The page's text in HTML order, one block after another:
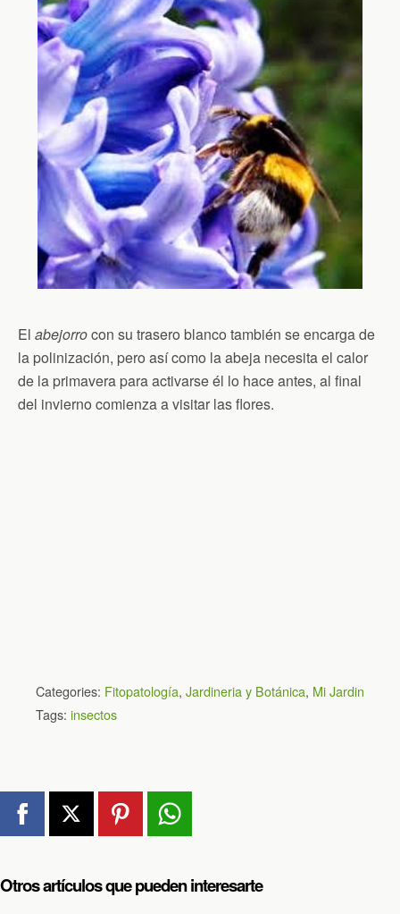
El abejorrocon su trasero blanco también se encarga de
la polinización, pero así como la abeja necesita el calor
de la primavera para activarse él lo hace antes, al final
del invierno comienza a visitar las flores.
Categories: Fitopatología, Jardineria y Botánica, Mi Jardin
Tags: insectos
Otros artículos que pueden interesarte